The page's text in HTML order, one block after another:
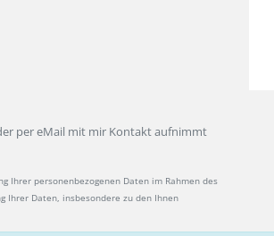
per eMail mit mir Kontakt aufnimmt
Ihrer personenbezogenen Daten im Rahmen des
Ihrer Daten, insbesondere zu den Ihnen